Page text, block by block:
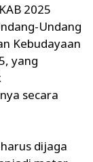
2025
Undang
Kebudayaan
yang
secara
dijaga